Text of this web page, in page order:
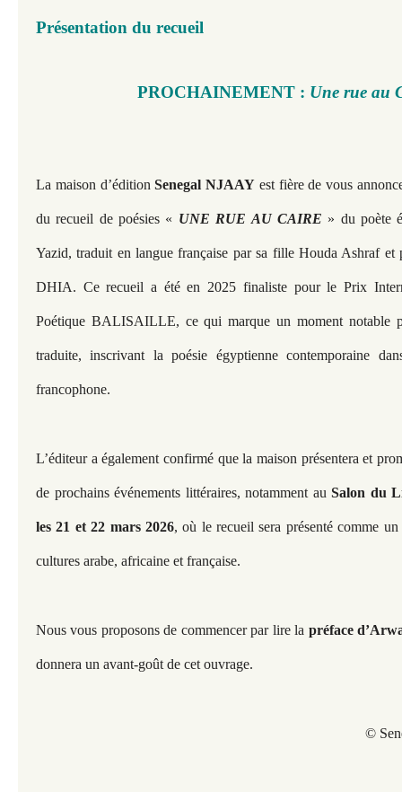
Présentation du recueil
PROCHAINEMENT : Une rue au
La maison d’éditionSenegal NJAAY est fière de vous
du recueil de poésies « UNE RUE AU CAIRE » du poète
Yazid, traduit en langue française par sa fille Houda Ashraf
DHIA. Ce recueil a été en 2025 finaliste pour le Prix
Poétique BALISAILLE, ce qui marque un moment notable
traduite, inscrivant la poésie égyptienne contemporaine
francophone.
L’éditeur a également confirmé que la maison présentera et
de prochains événements littéraires, notamment auSalon du
les 21 et 22 mars 2026, où le recueil sera présenté comme
cultures arabe, africaine et française.
Nous vous proposons de commencer par lire la préface
donnera un avant-goût de cet ouvrage.
©